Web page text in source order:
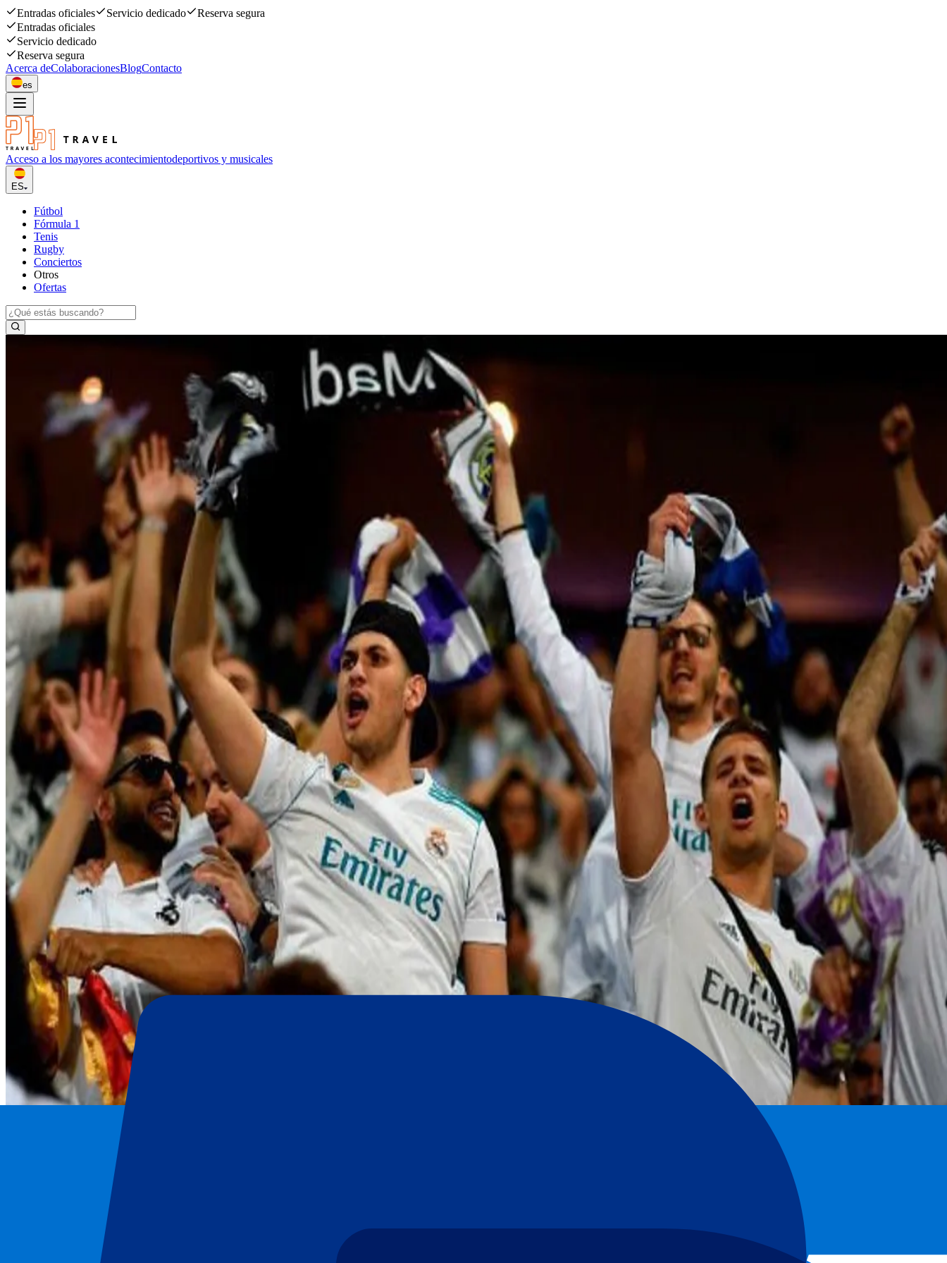
Entradas oficiales Servicio dedicado
Reserva segura
Entradas oficiales
Servicio dedicado
Reserva segura
Acerca deColaboracionesBlogContacto
es
Acceso a los mayores acontecimientodeportivos y musicales
ES
Fútbol
Fórmula 1
Tenis
Rugby
Conciertos
Otros
Ofertas
Real Madrid vs Girona FC